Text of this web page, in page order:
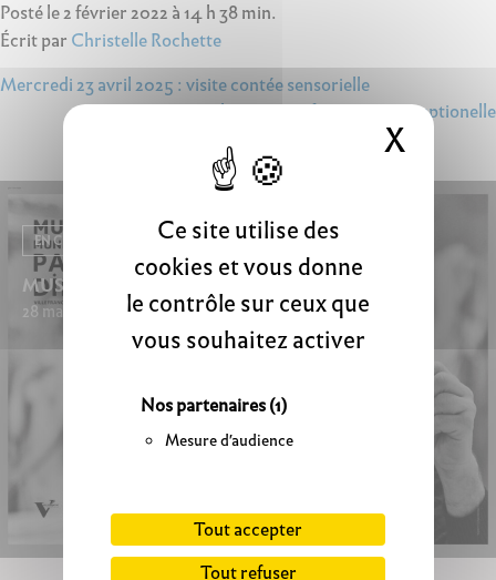
Ce site utilise des
cookies et vous donne
le contrôle sur ceux que
vous souhaitez activer
Nos partenaires(1)
Mesure d'audience
Tout accepter
Tout refuser
X
Posté le 2 février 2022 à 14 h 38 min.
Écrit par Christelle Rochette
Navigation
Mercredi 23 avril 2025 : visite contée sensorielle
Dimanche 1er mai : fermeture exceptionelle
EN CE MOMENT
MUSÉOCOULISSES
28 mars 2026 - 20 septembre 2026